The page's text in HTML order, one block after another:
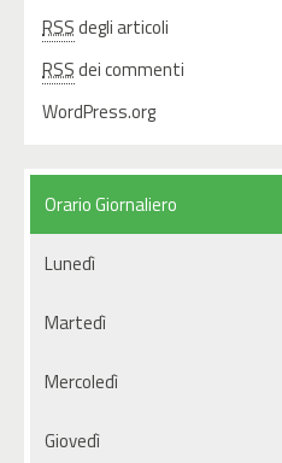
RSSdegli articoli
RSSdei commenti
WordPress.org
Orario Giornaliero
Lunedì
Martedì
Mercoledì
Giovedì